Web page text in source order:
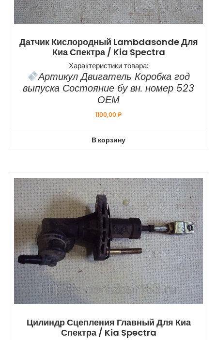
Датчик Кислородный Lambdasonde Для
Киа Спектра / Kia Spectra
Характеристики товара:
Артикул Двигатель Коробка год
выпуска Состояние бу вн. номер 523
ОЕМ
1100,00₽
В корзину
Цилиндр Сцепления Главный Для Киа
Спектра / Kia Spectra